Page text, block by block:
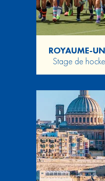
ROYAUME-
Stage de